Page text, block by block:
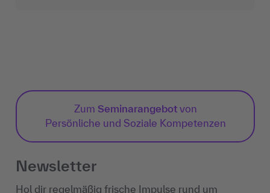
Zum Seminarangebotvon
Persönliche und Soziale Kompetenzen
Newsletter
Hol dir regelmäßig frische Impulse rund um